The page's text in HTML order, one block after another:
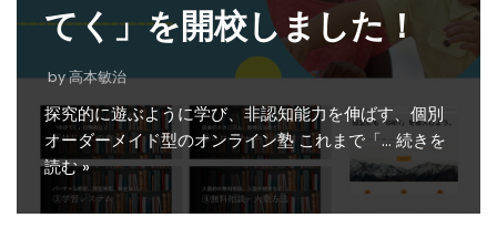
てく」を開校しました！
by高本敏治
探究的に遊ぶように学び、非認知能力を伸ばす、個別
オーダーメイド型のオンライン塾 これまで「… 続きを
読む »